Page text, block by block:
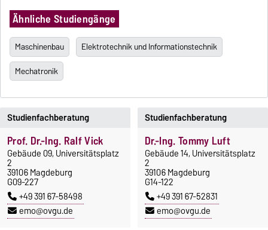
Ähnliche Studiengänge
Maschinenbau
Elektrotechnik und Informationstechnik
Mechatronik
Studienfachberatung
Prof. Dr.-Ing. Ralf Vick
Gebäude 09, Universitätsplatz
2
39106 Magdeburg
G09-227
+49 391 67-58498
emo@ovgu.de
Studienfachberatung
Dr.-Ing. Tommy Luft
Gebäude 14, Universitätsplatz
2
39106 Magdeburg
G14-122
+49 391 67-52831
emo@ovgu.de